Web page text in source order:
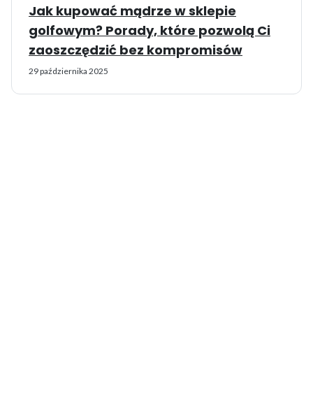
Jak kupować mądrze w sklepie
golfowym? Porady, które pozwolą Ci
zaoszczędzić bez kompromisów
29 października 2025